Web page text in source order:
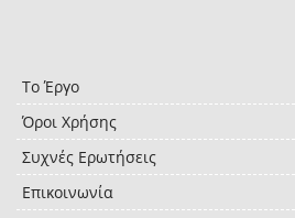
Το Έργο
Όροι Χρήσης
Συχνές Ερωτήσεις
Επικοινωνία